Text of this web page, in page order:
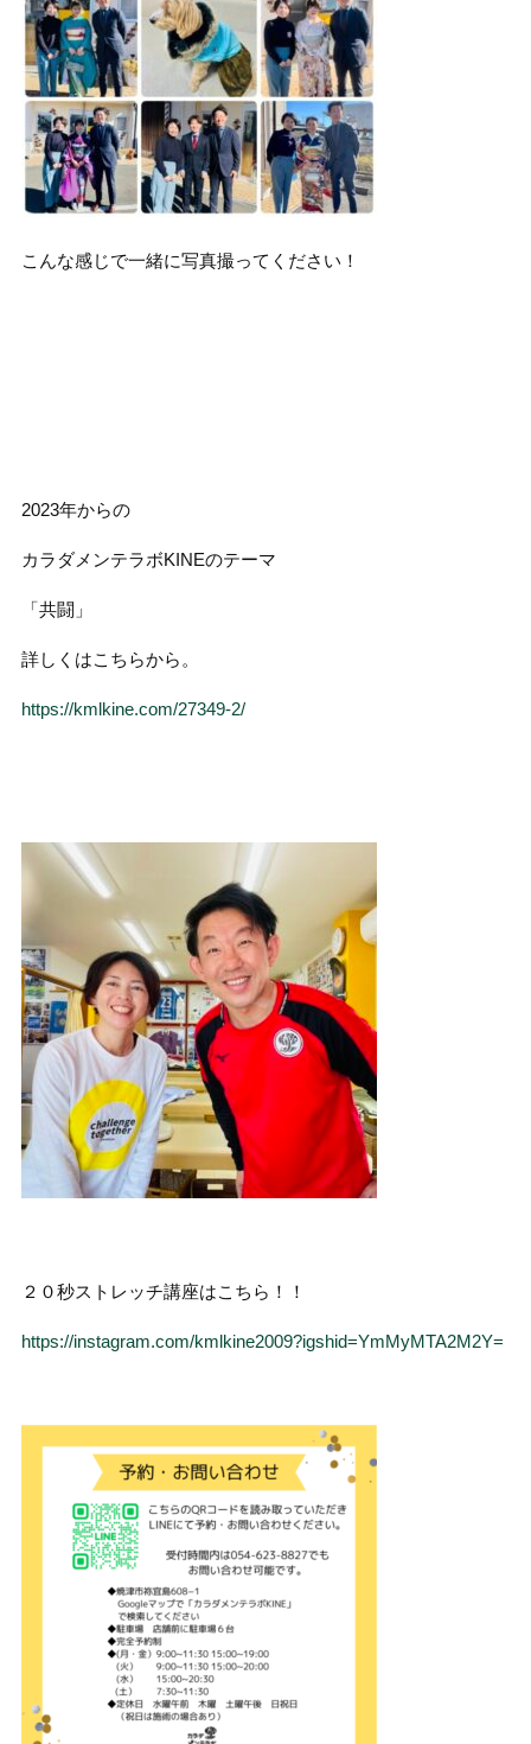
こんな感じで一緒に写真撮ってください！
2023年からの
カラダメンテラボKINEのテーマ
「共闘」
詳しくはこちらから。
https://kmlkine.com/27349-2/
２０秒ストレッチ講座はこちら！！
https://instagram.com/kmlkine2009?igshid=YmMyMTA2M2Y=